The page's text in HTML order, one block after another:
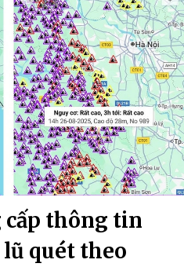
cấp thông tin
lũ quét theo